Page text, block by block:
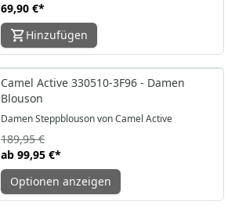
69,90 €*
Hinzufügen
-47%
Camel Active 330510-3F96 - Damen
Blouson
Damen Steppblouson von Camel Active
ab 99,95 €*
189,95 €
Optionen anzeigen